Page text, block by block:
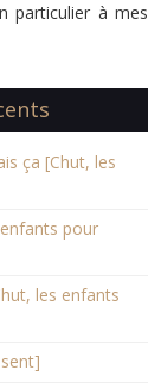
particulier à mes
ça [Chut, les
pour
les enfants